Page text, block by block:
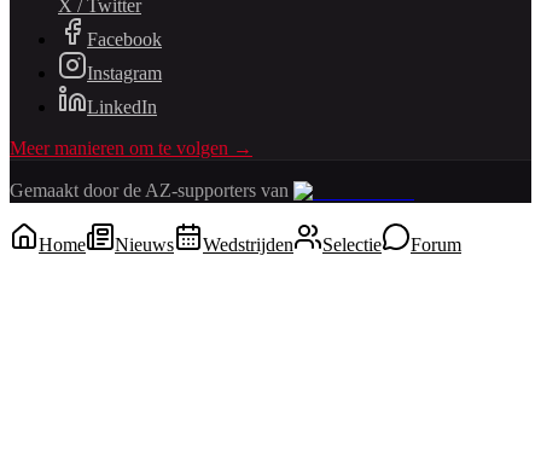
X / Twitter
Facebook
Instagram
LinkedIn
Meer manieren om te volgen →
Gemaakt door de AZ-supporters van
Home Nieuws Wedstrijden Selectie Forum